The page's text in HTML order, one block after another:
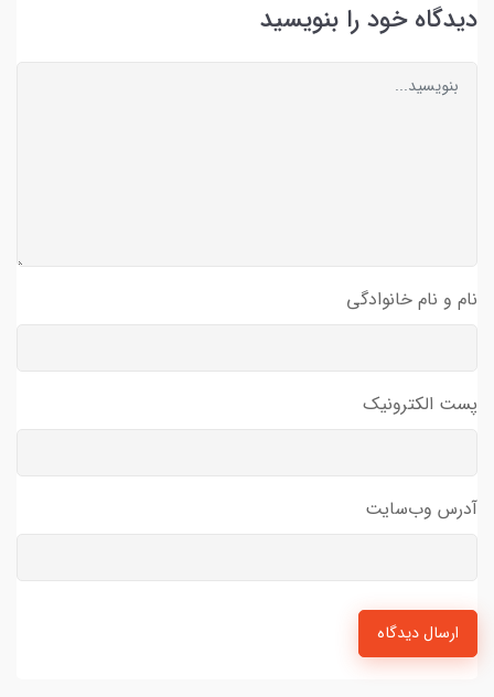
دیدگاه خود را بنویسید
نام و نام خانوادگی
پست الکترونیک
آدرس وب‌سایت
ارسال دیدگاه